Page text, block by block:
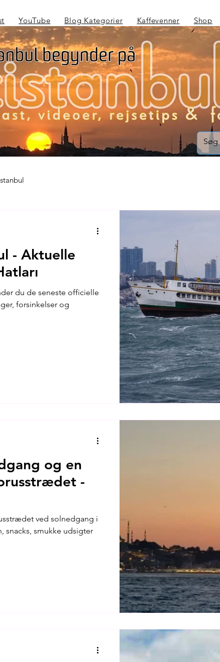
YouTube Blog Kategorier Kaffevenner Shop
- Aktuelle
du de seneste officielle
forsinkelser og
og en
-
ved solnedgang i
snacks, smukke udsigter